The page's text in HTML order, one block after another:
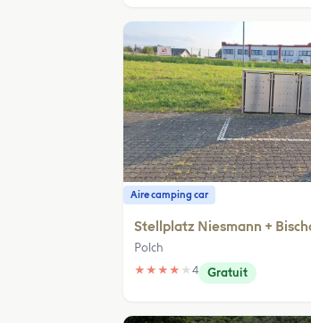
Aire camping car
Stellplatz Niesmann +
Polch
★ ★ ★ ★ ★ 4 Gratuit